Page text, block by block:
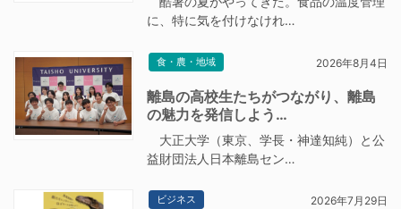
に、特に気を付けなけれ…
食・農・地域 2026年8月4日
離島の高校生たちがつながり、離島
の魅力を発信しよう…
大正大学（東京、学長・神達知純）と公
益財団法人日本離島セン…
ビジネス 2026年7月29日